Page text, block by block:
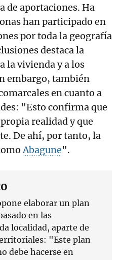
de aportaciones. Ha
han participado en
por toda la geografía
destaca la
la vivienda y a los
embargo, también
en cuanto a
"Esto confirma que
realidad y que
De ahí, por tanto, la
Abagune".
elaborar un plan
en las
localidad, aparte de
"Este plan
debe hacerse en